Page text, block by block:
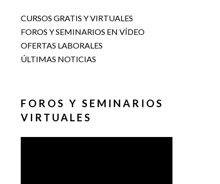
CURSOS GRATIS Y VIRTUALES
FOROS Y SEMINARIOS EN VÍDEO
OFERTAS LABORALES
ÚLTIMAS NOTICIAS
FOROS Y SEMINARIOS
VIRTUALES